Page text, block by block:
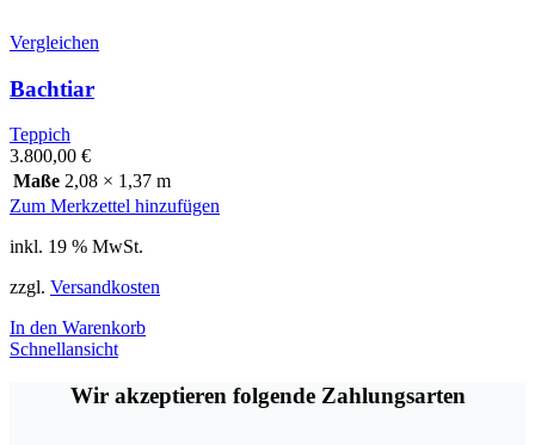
Vergleichen
Bachtiar
Teppich
3.800,00 €
Maße 2,08 × 1,37 m
Zum Merkzettel hinzufügen
inkl. 19 % MwSt.
zzgl. Versandkosten
In den Warenkorb
Schnellansicht
Wir akzeptieren folgende Zahlungsarten